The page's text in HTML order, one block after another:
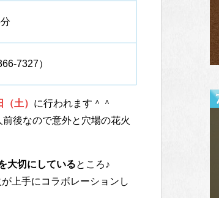
7327）
土） に行われます＾＾
後なので意外と穴場の花火
大切にしているところ♪
上手にコラボレーションし